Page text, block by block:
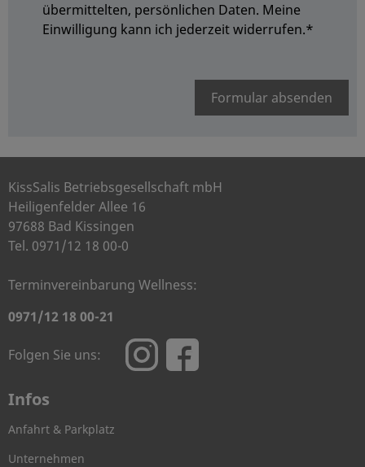
übermittelten, persönlichen Daten. Meine
Einwilligung kann ich jederzeit widerrufen.*
Formular absenden
KissSalis Betriebsgesellschaft mbH
Heiligenfelder Allee 16
97688 Bad Kissingen
Tel. 0971/12 18 00-0
Terminvereinbarung Wellness:
0971/12 18 00-21
Folgen Sie uns:
Infos
Anfahrt & Parkplatz
Unternehmen